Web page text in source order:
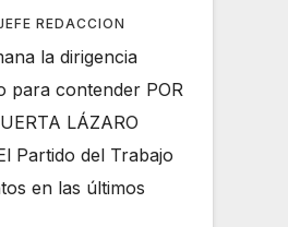
REDACCION
la dirigencia
para contender POR
LÁZARO
Partido del Trabajo
en las últimos